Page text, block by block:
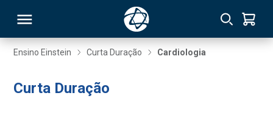
Ensino Einstein Curta Duração Cardiologia
Curta Duração